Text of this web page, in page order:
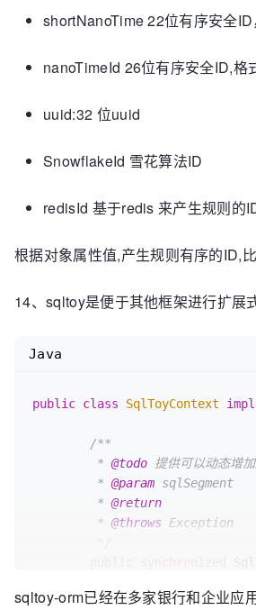
shortNanoTime 22位有序安全
nanoTimeId 26位有序安全ID,
uuid:32 位uuid
SnowflakeId 雪花算法ID
redisId 基于redis 来产生规则的
根据对象属性值,产生规则有序的ID,
14、sqltoy是便于其他框架进行扩展
public class SqlToyContext
/**
	 *
@todo 提供可以动态增
	 *
@param sqlSegment
	 *
@return
	 *
@throws Exception
public
	}
Java
sqltoy-orm已经在多家银行和企业应